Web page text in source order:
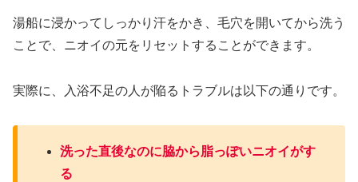
湯船に浸かってしっかり汗をかき、毛穴を開いてから洗う
ことで、ニオイの元をリセットすることができます。
実際に、入浴不足の人が陥るトラブルは以下の通りです。
洗った直後なのに脇から脂っぽいニオイがす
る